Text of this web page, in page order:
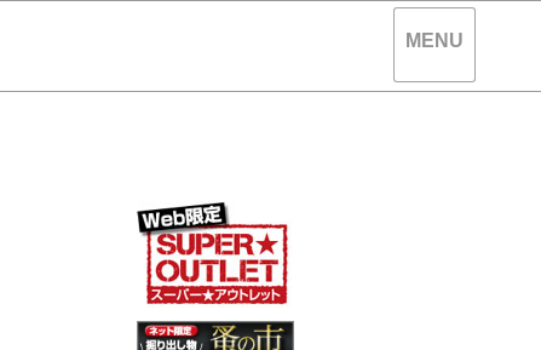
MENU